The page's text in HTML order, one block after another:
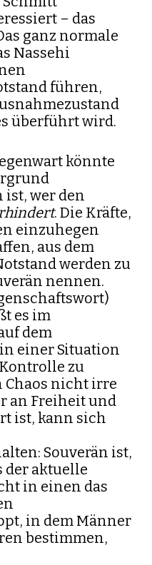
– das
ganz normale
Nassehi
führen,
überführt wird.
könnte
ist, wer den
. Die Kräfte,
einzuhegen
aus dem
werden zu
nennen.
es im
dem
einer Situation
zu
Chaos nicht irre
an Freiheit und
ist, kann sich
Souverän ist,
der aktuelle
in einen das
in dem Männer
bestimmen,